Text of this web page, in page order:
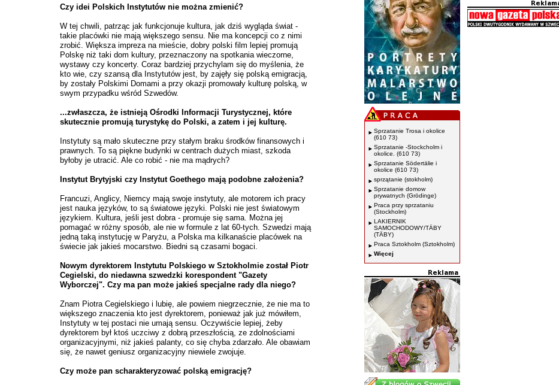
Czy idei Polskich Instytutów nie można zmienić?
W tej chwili, patrząc jak funkcjonuje kultura, jak dziś wygląda świat -
takie placówki nie mają większego sensu. Nie ma koncepcji co z nimi
zrobić. Większa impreza na mieście, dobry polski film lepiej promują
Polskę niż taki dom kultury, przeznaczony na spotkania wieczorne,
wystawy czy koncerty. Coraz bardziej przychylam się do myślenia, że
kto wie, czy szansą dla Instytutów jest, by zajęły się polską emigracją,
by zostały Polskimi Domami a przy okazji promowały kulturę polską, w
swym przypadku wśród Szwedów.
...zwłaszcza, że istnieją Ośrodki Informacji Turystycznej, które
skutecznie promują turystykę do Polski, a zatem i jej kulturę.
Instytuty są mało skuteczne przy stałym braku środków finansowych i
prawnych. To są piękne budynki w centrach dużych miast, szkoda
byłoby je utracić. Ale co robić - nie ma mądrych?
Instytut Brytyjski czy Instytut Goethego mają podobne założenia?
Francuzi, Anglicy, Niemcy mają swoje instytuty, ale motorem ich pracy
jest nauka języków, to są światowe języki. Polski nie jest światowym
językiem. Kultura, jeśli jest dobra - promuje się sama. Można jej
pomagać w różny sposób, ale nie w formule z lat 60-tych. Szwedzi mają
jedną taką instytucję w Paryżu, a Polska ma kilkanaście placówek na
świecie jak jakieś mocarstwo. Biedni są czasami bogaci.
Nowym dyrektorem Instytutu Polskiego w Sztokholmie został Piotr
Cegielski, do niedawna szwedzki korespondent "Gazety
Wyborczej". Czy ma pan może jakieś specjalne rady dla niego?
Znam Piotra Cegielskiego i lubię, ale powiem niegrzecznie, że nie ma to
większego znaczenia kto jest dyrektorem, ponieważ jak już mówiłem,
Instytuty w tej postaci nie umają sensu. Oczywiście lepiej, żeby
dyrektorem był ktoś uczciwy z dobrą przeszłością, ze zdolnościami
organizacyjnymi, niż jakieś palanty, co się chyba zdarzało. Ale obawiam
się, że nawet geniusz organizacyjny niewiele zwojuje.
Czy może pan scharakteryzować polską emigrację?
Sprzatanie Trosa i okolice
(610 73)
Sprzatanie -Stockcholm i
okolice. (610 73)
Sprzatanie Södertälie i
okolice (610 73)
sprzątanie (stokholm)
Sprzatanie domow
prywatnych (Grödinge)
Praca przy sprzataniu
(Stockholm)
LAKIERNIK
SAMOCHODOWY/TÄBY
(TÄBY)
Praca Sztokholm (Sztokholm)
Więcej